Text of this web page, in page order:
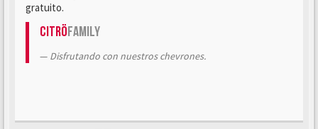
gratuito.
CitröFamily
Disfrutando con nuestros chevrones.